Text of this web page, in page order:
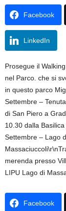
Facebook
LinkedIn
Prosegue il
nel Parco. che si
in questo parco
Settembre –
di San Piero a
10.30 dalla
Settembre – Lago
merenda presso
LIPU Lago di
Facebook